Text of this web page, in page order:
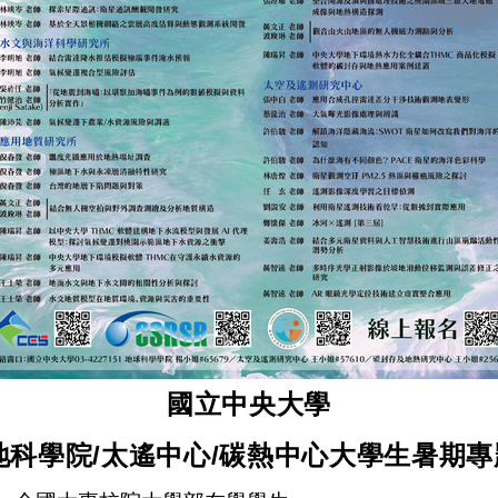
國立中央大學
科學院/太遙中心/碳熱中心大學生暑期